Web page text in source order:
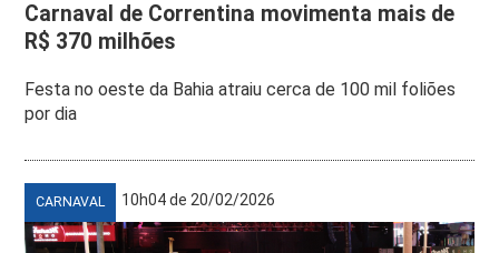
Carnaval de Correntina movimenta mais de
R$ 370 milhões
Festa no oeste da Bahia atraiu cerca de 100 mil foliões
por dia
CARNAVAL 10h04 de 20/02/2026